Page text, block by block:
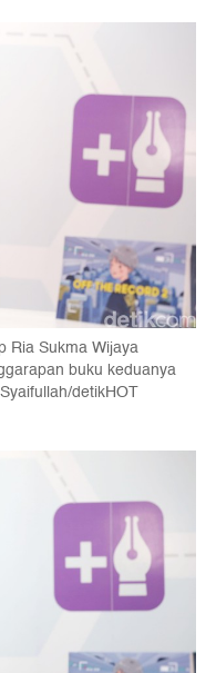
Ria Sukma Wijaya
buku keduanya
detikHOT